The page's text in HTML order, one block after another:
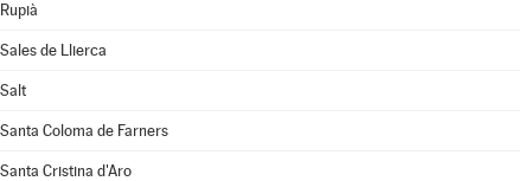
Rupià
Sales de Llierca
Salt
Santa Coloma de Farners
Santa Cristina d'Aro